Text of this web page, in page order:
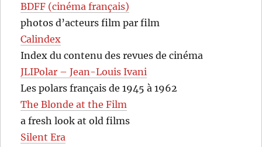
BDFF (cinéma français)
photos d’acteurs film par film
Calindex
Index du contenu des revues de cinéma
JLIPolar – Jean-Louis Ivani
Les polars français de 1945 à 1962
The Blonde at the Film
a fresh look at old films
Silent Era